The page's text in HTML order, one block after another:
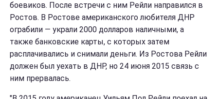
боевиков. После встречи с ним Рейли направился в
Ростов. В Ростове американского любителя ДНР
ограбили — украли 2000 долларов наличными, а
также банковские карты, с которых затем
расплачивались и снимали деньги. Из Ростова Рейли
должен был уехать в ДНР, но 24 июня 2015 связь с
ним прервалась.